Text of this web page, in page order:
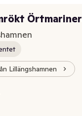
Lillängshamnen
109,00 kr
kr /kg